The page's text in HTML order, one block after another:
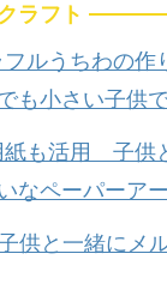
ラフト
ルうちわの作
も小さい子供
紙も活用 子供
なペーパーア
子供と一緒にメ